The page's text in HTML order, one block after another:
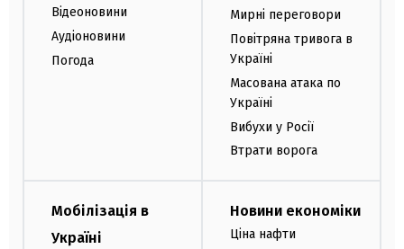
Відеоновини
Аудіоновини
Погода
Мирні переговори
Повітряна тривога в
Україні
Масована атака по
Україні
Вибухи у Росії
Втрати ворога
Мобілізація в
Україні
Новини економіки
Ціна нафти